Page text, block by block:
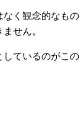
なく観念的なもの
せん。
しているのがこの